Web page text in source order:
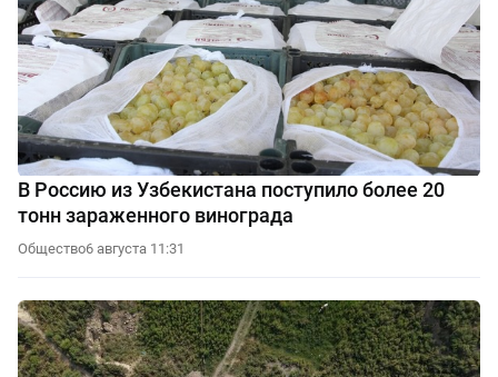
В Россию из Узбекистана поступило более 20
тонн зараженного винограда
Общество6 августа 11:31